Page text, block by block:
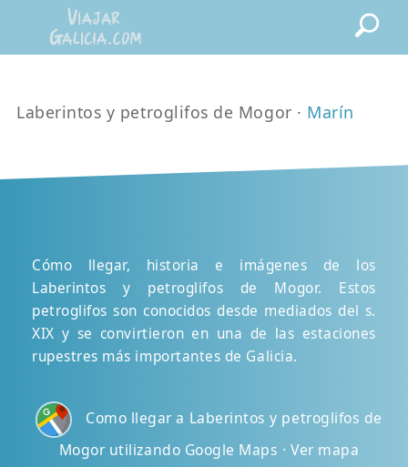
Laberintos y petroglifos de Mogor · Marín
Cómo llegar, historia e imágenes de los
Laberintos y petroglifos de Mogor. Estos
petroglifos son conocidos desde mediados del s.
XIX y se convirtieron en una de las estaciones
rupestres más importantes de Galicia.
Como llegar a Laberintos y petroglifos de
Mogor utilizando Google Maps · Ver mapa